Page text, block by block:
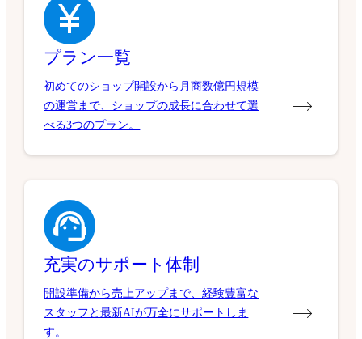
プラン一覧
初めてのショップ開設から月商数億円規模
の運営まで、ショップの成長に合わせて選
べる3つのプラン。
充実のサポート体制
開設準備から売上アップまで、経験豊富な
スタッフと最新AIが万全にサポートしま
す。